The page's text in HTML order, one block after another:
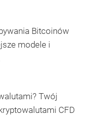
Bitcoinów
modele i
Twój
CFD